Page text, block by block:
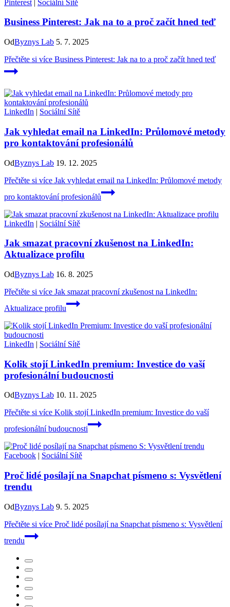
Pinterest Sociální Sítě
Business Pinterest: Jak na to a proč začít hned teď
OdByznys Lab 5. 7. 2025
Přečtěte si více Business Pinterest: Jak na to a proč začít hned teď
LinkedIn | Sociální Sítě
Jak vyhledat email na LinkedIn: Průlomové metody
pro kontaktování profesionálů
OdByznys Lab 19. 12. 2025
Přečtěte si více Jak vyhledat email na LinkedIn: Průlomové metody
pro kontaktování profesionálů
LinkedIn | Sociální Sítě
Jak smazat pracovní zkušenost na LinkedIn:
Aktualizace profilu
OdByznys Lab 16. 8. 2025
Přečtěte si více Jak smazat pracovní zkušenost na LinkedIn:
Aktualizace profilu
LinkedIn | Sociální Sítě
Kolik stojí LinkedIn premium: Investice do vaší
profesionální budoucnosti
OdByznys Lab 10. 11. 2025
Přečtěte si více Kolik stojí LinkedIn premium: Investice do vaší
profesionální budoucnosti
Facebook | Sociální Sítě
Proč lidé posílají na Snapchat písmeno s: Vysvětlení
trendu
OdByznys Lab 9. 5. 2025
Přečtěte si více Proč lidé posílají na Snapchat písmeno s: Vysvětlení
trendu